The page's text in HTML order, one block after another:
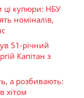
ці купюри: НБУ
номіналів,
51-річний
Капітан з
а розбивають:
хітом